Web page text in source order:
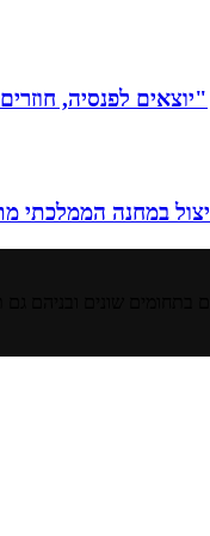
יוצאים לפנסיה, חוזרים ללמד: "זה מקצוע שלא נגמלים ממנו"